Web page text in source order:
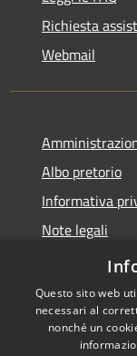
Richiesta
Webmail
Albo pretorio
Informativa
Note legali
Dichiarazione
Questo sito web
necessari al
nonché un